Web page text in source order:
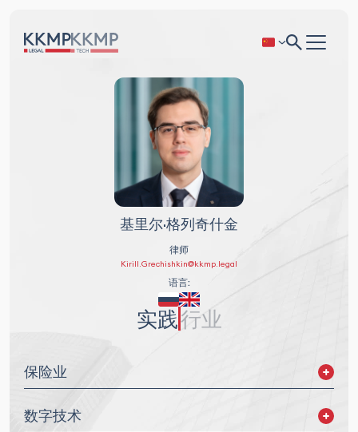
基里尔·格列奇什金
律师
Kirill.Grechishkin@kkmp.legal
语言:
实践行业
保险业
董监事责任保险
综合保险产品
数字技术